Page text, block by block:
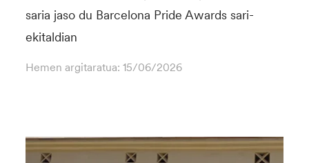
saria jaso du Barcelona Pride Awards sari-
ekitaldian
Hemen argitaratua:15/06/2026